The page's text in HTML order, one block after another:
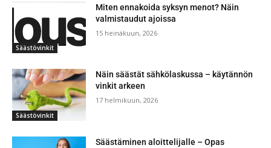
Säästövinkit
Miten ennakoida syksyn menot? Näin
valmistaudut ajoissa
15 heinäkuun, 2026
Säästövinkit
Näin säästät sähkölaskussa – käytännön
vinkit arkeen
17 helmikuun, 2026
Säästäminen aloittelijalle – Opas